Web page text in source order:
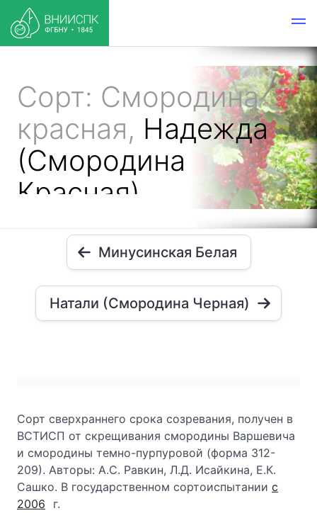
Сорт: Смородина
красная, Надежда
(Смородина
Красная)
Минусинская Белая
Натали (Смородина Черная)
Сорт сверхраннего срока созревания, получен в
ВСТИСП от скрещивания смородины Варшевича
и смородины темно-пурпуровой (форма 312-
209). Авторы: А.С. Равкин, Л.Д. Исайкина, Е.К.
Сашко. В государственном сортоиспытании с
2006
г.